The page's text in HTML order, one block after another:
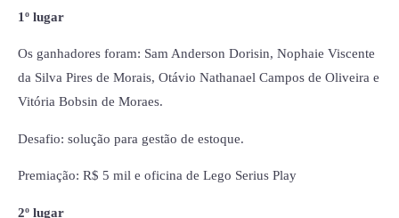
1º lugar
Os ganhadores foram: Sam Anderson Dorisin, Nophaie Viscente
da Silva Pires de Morais, Otávio Nathanael Campos de Oliveira e
Vitória Bobsin de Moraes.
Desafio: solução para gestão de estoque.
Premiação: R$ 5 mil e oficina de Lego Serius Play
2º lugar